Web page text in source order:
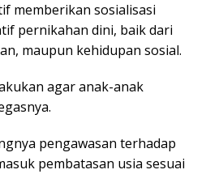
memberikan sosialisasi
pernikahan dini, baik dari
maupun kehidupan sosial.
agar anak-anak
pengawasan terhadap
pembatasan usia sesuai